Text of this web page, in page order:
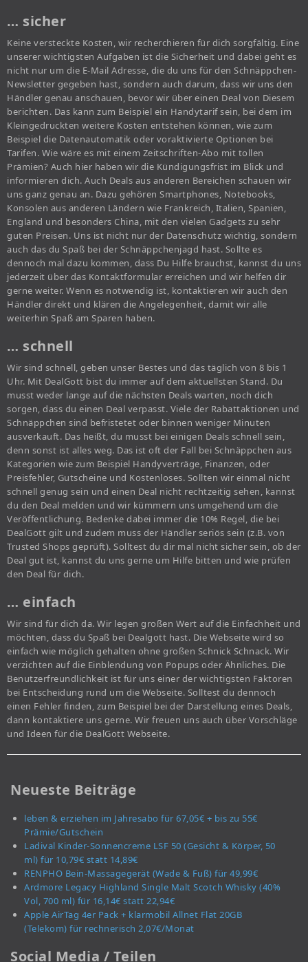
… sicher
Keine versteckte Kosten, wir recherchieren für dich sorgfältig. Eine
unserer wichtigsten Aufgaben ist die Sicherheit und dabei geht es
nicht nur um die E-Mail Adresse, die du uns für den Schnäppchen-
Newsletter gegeben hast, sondern auch darum, dass wir uns den
Händler genau anschauen, bevor wir über einen Deal von Diesem
berichten. Das kann zum Beispiel ein Handytarif sein, bei dem im
Kleingedruckten weitere Kosten entstehen können, wie zum
Beispiel die Datenautomatik oder voraktivierte Optionen bei
Tarifen. Wie wäre es mit einem Zeitschriften-Abo mit tollen
Prämien? Auch hier haben wir die Kündigungsfrist im Blick und
informieren dich. Auch Deals aus anderen Bereichen schauen wir
uns ganz genau an. Dazu gehören Smartphones, Notebooks,
Konsolen aus anderen Ländern wie Frankreich, Italien, Spanien,
England und besonders China, mit den vielen Gadgets zu sehr
guten Preisen. Uns ist nicht nur der Datenschutz wichtig, sondern
auch das du Spaß bei der Schnäppchenjagd hast. Sollte es
dennoch mal dazu kommen, dass Du Hilfe brauchst, kannst du uns
jederzeit über das Kontaktformular erreichen und wir helfen dir
gerne weiter. Wenn es notwendig ist, kontaktieren wir auch den
Händler direkt und klären die Angelegenheit, damit wir alle
weiterhin Spaß am Sparen haben.
… schnell
Wir sind schnell, geben unser Bestes und das täglich von 8 bis 1
Uhr. Mit DealGott bist du immer auf dem aktuellsten Stand. Du
musst weder lange auf die nächsten Deals warten, noch dich
sorgen, dass du einen Deal verpasst. Viele der Rabattaktionen und
Schnäppchen sind befristetet oder binnen weniger Minuten
ausverkauft. Das heißt, du musst bei einigen Deals schnell sein,
denn sonst ist alles weg. Das ist oft der Fall bei Schnäppchen aus
Kategorien wie zum Beispiel Handyverträge, Finanzen, oder
Preisfehler, Gutscheine und Kostenloses. Sollten wir einmal nicht
schnell genug sein und einen Deal nicht rechtzeitig sehen, kannst
du den Deal melden und wir kümmern uns umgehend um die
Veröffentlichung. Bedenke dabei immer die 10% Regel, die bei
DealGott gilt und zudem muss der Händler seriös sein (z.B. von
Trusted Shops geprüft). Solltest du dir mal nicht sicher sein, ob der
Deal gut ist, kannst du uns gerne um Hilfe bitten und wie prüfen
den Deal für dich.
… einfach
Wir sind für dich da. Wir legen großen Wert auf die Einfachheit und
möchten, dass du Spaß bei Dealgott hast. Die Webseite wird so
einfach wie möglich gehalten ohne großen Schnick Schnack. Wir
verzichten auf die Einblendung von Popups oder Ähnliches. Die
Benutzerfreundlichkeit ist für uns einer der wichtigsten Faktoren
bei Entscheidung rund um die Webseite. Solltest du dennoch
einen Fehler finden, zum Beispiel bei der Darstellung eines Deals,
dann kontaktiere uns gerne. Wir freuen uns auch über Vorschläge
und Ideen für die DealGott Webseite.
Neueste Beiträge
leben & erziehen im Jahresabo für 67,05€ + bis zu 55€
Prämie/Gutschein
Ladival Kinder-Sonnencreme LSF 50 (Gesicht & Körper, 50
ml) für 10,79€ statt 14,89€
RENPHO Bein-Massagegerät (Wade & Fuß) für 49,99€
Ardmore Legacy Highland Single Malt Scotch Whisky (40%
Vol, 700 ml) für 16,14€ statt 22,94€
Apple AirTag 4er Pack + klarmobil Allnet Flat 20GB
(Telekom) für rechnerisch 2,07€/Monat
Social Media / Teilen